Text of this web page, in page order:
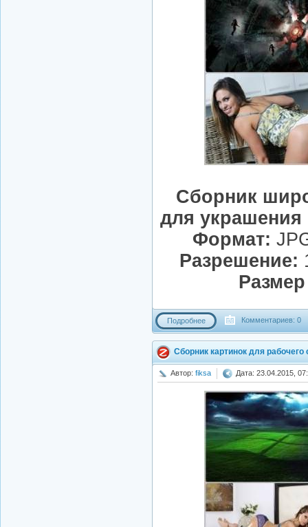
Сборник
для украшения
Формат:
Разрешение:
Подробнее Комментариев: 0
Сборник картинок для
Автор: fiksa Дата: 23.04.2015,